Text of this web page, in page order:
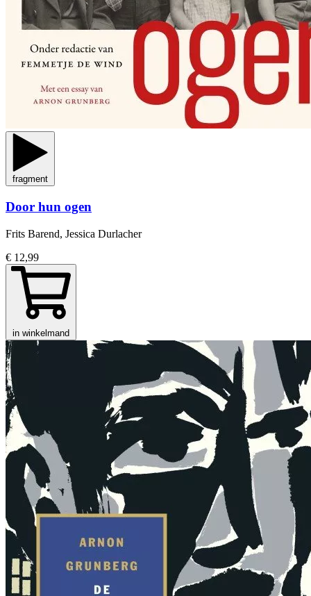
fragment
Door hun ogen
Frits Barend, Jessica Durlacher
€ 12,99
in winkelmand